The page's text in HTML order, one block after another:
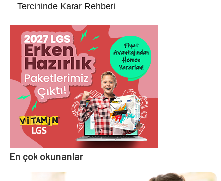
Tercihinde Karar Rehberi
En çok okunanlar